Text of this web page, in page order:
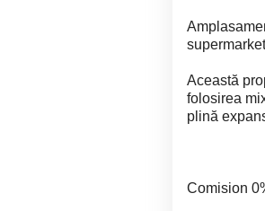
Această
folosirea
plină
Comision